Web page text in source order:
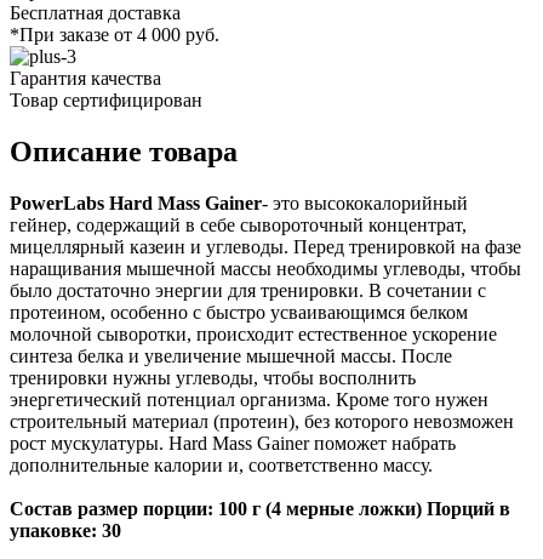
Бесплатная доставка
*При заказе от 4 000 руб.
Гарантия качества
Товар сертифицирован
Описание товара
PowerLabs Hard Mass Gainer- это высококалорийный
гейнер, содержащий в себе сывороточный концентрат,
мицеллярный казеин и углеводы. Перед тренировкой на фазе
наращивания мышечной массы необходимы углеводы, чтобы
было достаточно энергии для тренировки. В сочетании с
протеином, особенно с быстро усваивающимся белком
молочной сыворотки, происходит естественное ускорение
синтеза белка и увеличение мышечной массы. После
тренировки нужны углеводы, чтобы восполнить
энергетический потенциал организма. Кроме того нужен
строительный материал (протеин), без которого невозможен
рост мускулатуры. Hard Mass Gainer поможет набрать
дополнительные калории и, соответственно массу.
Состав размер порции: 100 г (4 мерные ложки) Порций в
упаковке: 30